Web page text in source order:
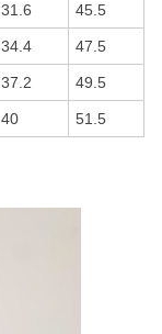
31.6 45.5
34.4 47.5
37.2 49.5
40 51.5